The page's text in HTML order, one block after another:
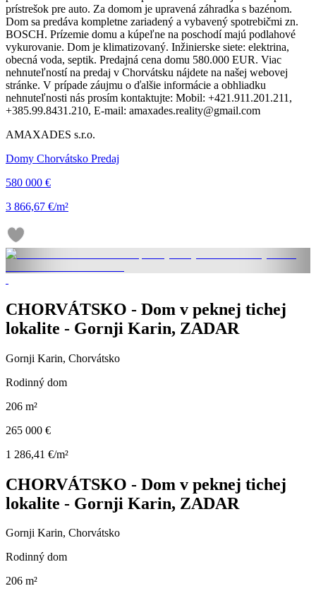
prístrešok pre auto. Za domom je upravená záhradka s bazénom.
Dom sa predáva kompletne zariadený a vybavený spotrebičmi zn.
BOSCH. Prízemie domu a kúpeľne na poschodí majú podlahové
vykurovanie. Dom je klimatizovaný. Inžinierske siete: elektrina,
obecná voda, septik. Predajná cena domu 580.000 EUR. Viac
nehnuteľností na predaj v Chorvátsku nájdete na našej webovej
stránke. V prípade záujmu o ďalšie informácie a obhliadku
nehnuteľnosti nás prosím kontaktujte: Mobil: +421.911.201.211,
+385.99.8431.210, E-mail: amaxades.reality@gmail.com
AMAXADES s.r.o.
Domy Chorvátsko Predaj
580 000 €
3 866,67 €/m²
CHORVÁTSKO - Dom v peknej tichej
lokalite - Gornji Karin, ZADAR
Gornji Karin, Chorvátsko
Rodinný dom
206 m²
265 000 €
1 286,41 €/m²
CHORVÁTSKO - Dom v peknej tichej
lokalite - Gornji Karin, ZADAR
Gornji Karin, Chorvátsko
Rodinný dom
206 m²